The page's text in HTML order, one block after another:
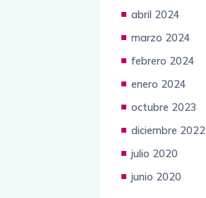
abril 2024
marzo 2024
febrero 2024
enero 2024
octubre 2023
diciembre 2022
julio 2020
junio 2020